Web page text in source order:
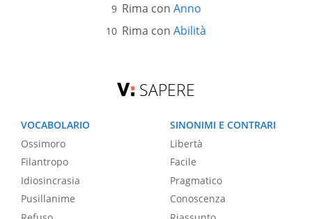
Rima con Anno
Rima con Abilità
SAPERE
VOCABOLARIO
Ossimoro
Filantropo
Idiosincrasia
Pusillanime
SINONIMI E CONTRARI
Libertà
Facile
Pragmatico
Conoscenza